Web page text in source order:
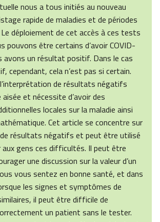
nous a tous initiés au nouveau
rapide de maladies et de périodes
déploiement de cet accès à ces tests
pouvons être certains d’avoir COVID-
avons un résultat positif. Dans le cas
cependant, cela n’est pas si certain.
l’interprétation de résultats négatifs
aisée et nécessite d’avoir des
locales sur la maladie ainsi
Cet article se concentre sur
résultats négatifs et peut être utilisé
gens ces difficultés. Il peut être
une discussion sur la valeur d’un
vous sentez en bonne santé, et dans
les signes et symptômes de
il peut être difficile de
un patient sans le tester.